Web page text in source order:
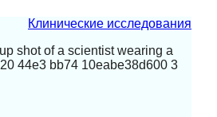
Клинические исследования